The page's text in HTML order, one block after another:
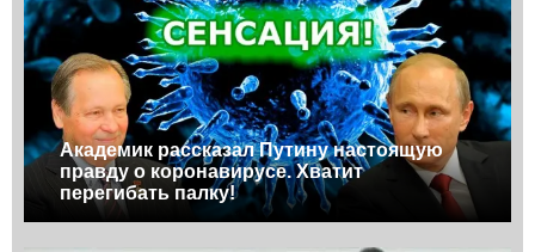
Академик рассказал Путину настоящую
правду о коронавирусе. Хватит
перегибать палку!